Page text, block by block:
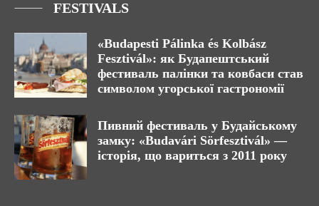
FESTIVALS
«Budapesti Pálinka és Kolbász
Fesztivál»: як Будапештський
фестиваль палінки та ковбаси став
символом угорської гастрономії
Пивний фестиваль у Будайському
замку: «Budavári Sörfesztivál» —
історія, що вариться з 2011 року